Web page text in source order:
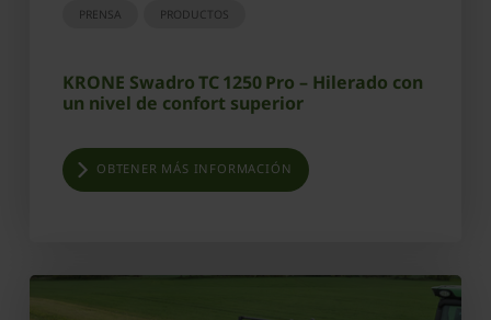
PRENSA PRODUCTOS
KRONE Swadro TC 1250 Pro – Hilerado con
un nivel de confort superior
OBTENER MÁS INFORMACIÓN